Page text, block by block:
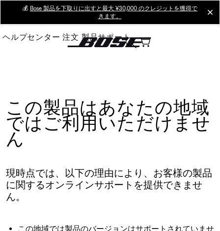
Main
💰 Bose 製品を下取りに出すと最大 ¥30,000 のクレジットを獲得で
きます。
ヘルプセンター 注文 製品サポート
この製品はあなたの地域
ではご利用いただけませ
ん
現時点では、以下の理由により、お客様の製品
に関するオンラインサポートを提供できませ
ん。
この地域では製品のバージョンはサポートされていませ